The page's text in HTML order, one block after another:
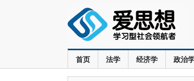
首页 法学 经济学 政治